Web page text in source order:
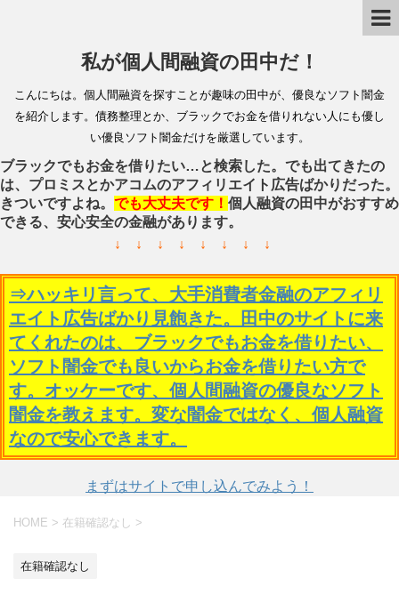
私が個人間融資の田中だ！
こんにちは。個人間融資を探すことが趣味の田中が、優良なソフト闇金
を紹介します。債務整理とか、ブラックでお金を借りれない人にも優し
い優良ソフト闇金だけを厳選しています。
ブラックでもお金を借りたい…と検索した。でも出てきたの
は、プロミスとかアコムのアフィリエイト広告ばかりだった。
きついですよね。 でも大丈夫です！ 個人融資の田中がおすすめ
できる、安心安全の金融があります。
↓ ↓ ↓ ↓ ↓ ↓ ↓ ↓
⇒ハッキリ言って、大手消費者金融のアフィリ
エイト広告ばかり見飽きた。田中のサイトに来
てくれたのは、ブラックでもお金を借りたい、
ソフト闇金でも良いからお金を借りたい方で
す。オッケーです、個人間融資の優良なソフト
闇金を教えます。変な闇金ではなく、個人融資
なので安心できます。
まずはサイトで申し込んでみよう！
HOME > 在籍確認なし >
在籍確認なし